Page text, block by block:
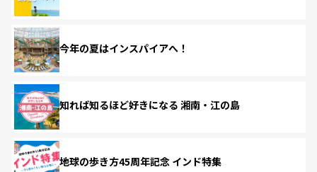
今年の夏はインスパイアへ！
知れば知るほど好きになる 湘南・江の島
地球の歩き方45周年記念 インド特集